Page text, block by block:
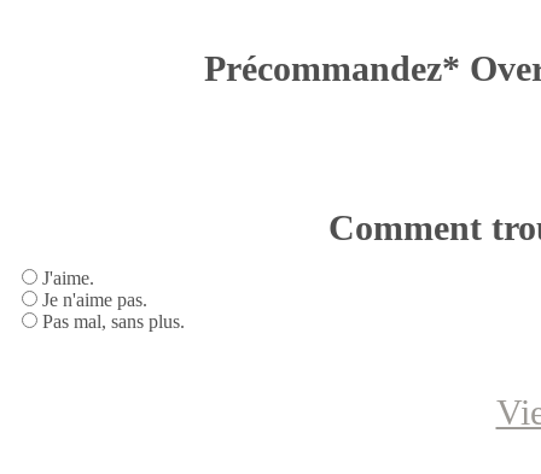
Précommandez*
Comment
J'aime.
Je n'aime pas.
Pas mal, sans plus.